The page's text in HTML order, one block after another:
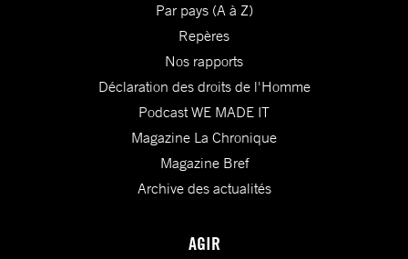
Par pays (A à Z)
Repères
Nos rapports
Déclaration des droits de l'Homme
Podcast WE MADE IT
Magazine La Chronique
Magazine Bref
Archive des actualités
AGIR